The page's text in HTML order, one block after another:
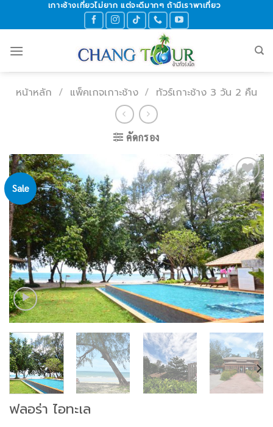
เกาะช้างเที่ยวไม่ยาก แต่จะดีมากๆ ถ้ามีเราพาเที่ยว
หน้าหลัก / แพ็คเกจเกาะช้าง / ทัวร์เกาะช้าง 3 วัน 2 คืน
คัดกรอง
Sale
Add to
wishlist
ฟลอร่า ไอทะเล